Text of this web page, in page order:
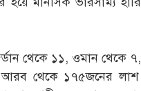
থেকে ১১, ওমান থেকে
আরব থেকে ১৭৫জনের